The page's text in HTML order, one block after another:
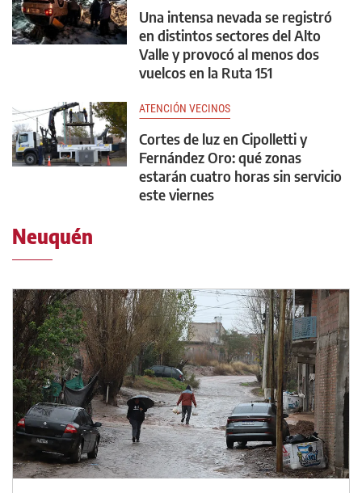
Una intensa nevada se registró
en distintos sectores del Alto
Valle y provocó al menos dos
vuelcos en la Ruta 151
ATENCIÓN VECINOS
Cortes de luz en Cipolletti y
Fernández Oro: qué zonas
estarán cuatro horas sin servicio
este viernes
Neuquén